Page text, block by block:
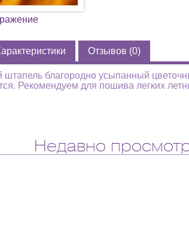
Отзывов (0)
благородно усыпанный
Рекомендуем для пошива легких
Недавно